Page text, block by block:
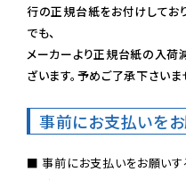
行の正規台紙をお付けしてお
でも、
メーカーより正規台紙の入荷
ざいます。予めご了承下さいま
事前にお支払いを
■ 事前にお支払いをお願い